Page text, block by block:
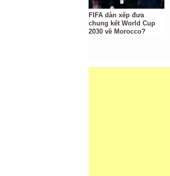
FIFA dàn xếp đưa
chung kết World Cup
2030 về Morocco?